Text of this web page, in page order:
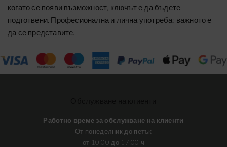
когато се появи възможност, ключът е да бъдете
подготвени. Професионална и лична употреба: важното е
да се представите.
Работно време за обслужване на клиенти
От понеделник до петък
от 10:00 до 17:00 ч